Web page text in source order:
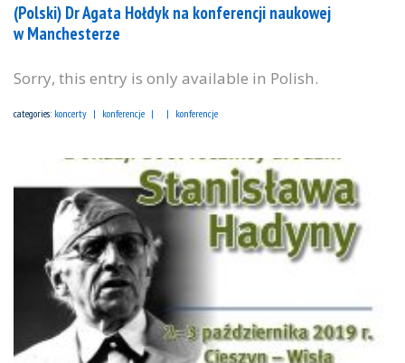
(Polski) Dr Agata Hołdyk na konferencji naukowej
w Manchesterze
Sorry, this entry is only available in Polish.
categories: koncerty konferencje konferencje